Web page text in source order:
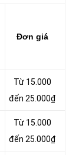
Đơn giá
Từ 15.000
đến 25.000₫
Từ 15.000
đến 25.000₫